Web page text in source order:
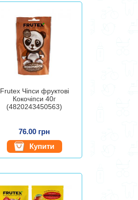
Frutex Чіпси фруктові
Кокочіпси 40г
(4820243450563)
76.00 грн
Купити